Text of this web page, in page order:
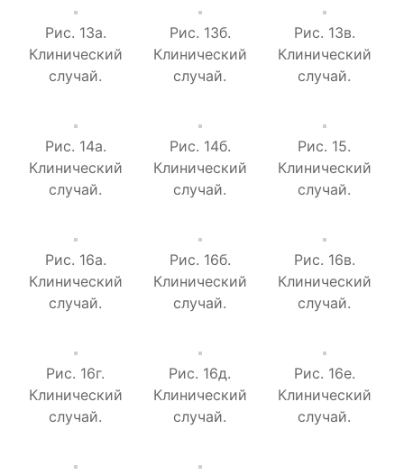
Рис. 13а.
Клинический
случай.
Рис. 13б.
Клинический
случай.
Рис. 13в.
Клинический
случай.
Рис. 14а.
Клинический
случай.
Рис. 14б.
Клинический
случай.
Рис. 15.
Клинический
случай.
Рис. 16а.
Клинический
случай.
Рис. 16б.
Клинический
случай.
Рис. 16в.
Клинический
случай.
Рис. 16г.
Клинический
случай.
Рис. 16д.
Клинический
случай.
Рис. 16е.
Клинический
случай.